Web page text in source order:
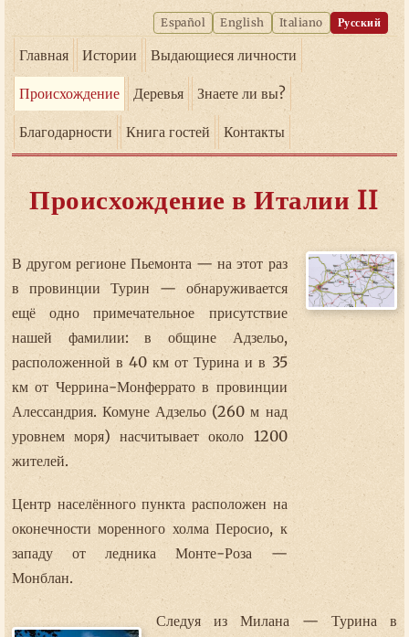
Español English Italiano Русский
Главная Истории Выдающиеся личности
Происхождение Деревья Знаете ли вы?
Благодарности Книга гостей Контакты
Происхождение в Италии II
В другом регионе Пьемонта — на этот раз
в провинции Турин — обнаруживается
ещё одно примечательное присутствие
нашей фамилии: в общине Адзельо,
расположенной в 40 км от Турина и в 35
км от Черрина-Монферрато в провинции
Алессандрия. Комуне Адзельо (260 м над
уровнем моря) насчитывает около 1200
жителей.
Центр населённого пункта расположен на
оконечности моренного холма Перосио, к
западу от ледника Монте-Роза —
Монблан.
Следуя из Милана — Турина в